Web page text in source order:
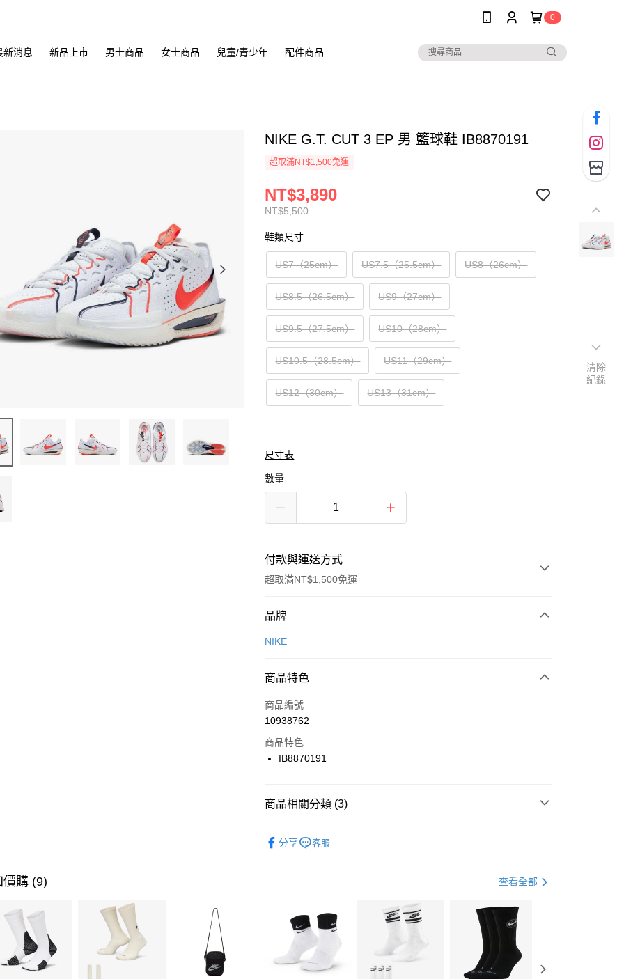
0
新消息 新品上市 男士商品 女士商品 兒童/青少年 配件商品
NIKE G.T. CUT 3 EP 男 籃球鞋 IB8870191
超取滿NT$1,500免運
NT$5,500
NT$3,890
鞋類尺寸
US7（25cm） US7.5（25.5cm） US8（26cm）
US8.5（26.5cm） US9（27cm）
US9.5（27.5cm） US10（28cm）
US10.5（28.5cm） US11（29cm）
US12（30cm） US13（31cm）
尺寸表
數量
付款與運送方式
超取滿NT$1,500免運
付款方式
信用卡一次付款
合作金庫商業銀行
華南商業銀行
上海商業儲蓄銀行
國泰世華商業銀行
聯邦商業銀行
台新國際商業銀行
LINE Pay
Apple Pay
【關於「AFTEE先享後付」】
３．安心：先確認商品／服務後，再付款。
【「AFTEE先享後付」結帳流程】
１．於結帳方式選擇「AFTEE先享後付」後，將跳轉至「AFTEE先享後
付」結帳頁面，進行簡訊認證並確認金額後，即可完成結帳。
２．訂單成立數日內，您將收到繳費通知簡訊。
每筆NT$100，滿NT$1,500(含以上)免運費
每筆NT$100，滿NT$1,500(含以上)免運費
品牌
NIKE
商品特色
商品編號
10938762
商品特色
IB8870191
商品相關分類 (3)
分享 客服
價購 (9) 查看全部
清除
紀錄